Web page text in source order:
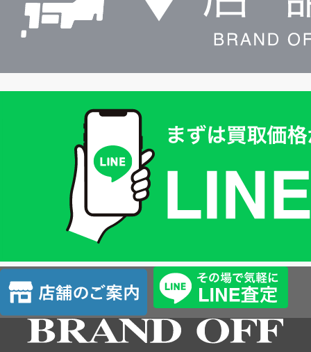
査
定
店
舗
の